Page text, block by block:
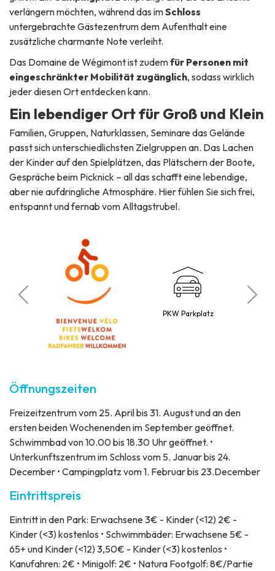
verlängern möchten, während das imSchloss
untergebrachte Gästezentrum dem Aufenthalt eine
zusätzliche charmante Note verleiht.
Das Domaine de Wégimont ist zudemfür Personen mit
eingeschränkter Mobilität zugänglich, sodass wirklich
jeder diesen Ort entdecken kann.
Ein lebendiger Ort für Groß und Klein
Familien, Gruppen, Naturklassen, Seminare das Gelände
passt sich unterschiedlichsten Zielgruppen an. Das Lachen
der Kinder auf den Spielplätzen, das Plätschern der Boote,
Gespräche beim Picknick – all das schafft eine lebendige,
aber nie aufdringliche Atmosphäre. Hier fühlen Sie sich frei,
entspannt und fernab vom Alltagstrubel.
PKW Parkplatz
Öffnungszeiten
Freizeitzentrum vom 25. April bis 31. August und an den
ersten beiden Wochenenden im September geöffnet.
Schwimmbad von 10.00 bis 18.30 Uhr geöffnet. •
Unterkunftszentrum im Schloss vom 5. Januar bis 24.
December • Campingplatz vom 1. Februar bis 23.December
Eintrittspreis
Eintritt in den Park: Erwachsene 3€ - Kinder (<12) 2€ -
Kinder (<3) kostenlos • Schwimmbäder: Erwachsene 5€ -
65+ und Kinder (<12) 3,50€ - Kinder (<3) kostenlos •
Kanufahren: 2€ • Minigolf: 2€ • Natura Footgolf: 8€/Partie